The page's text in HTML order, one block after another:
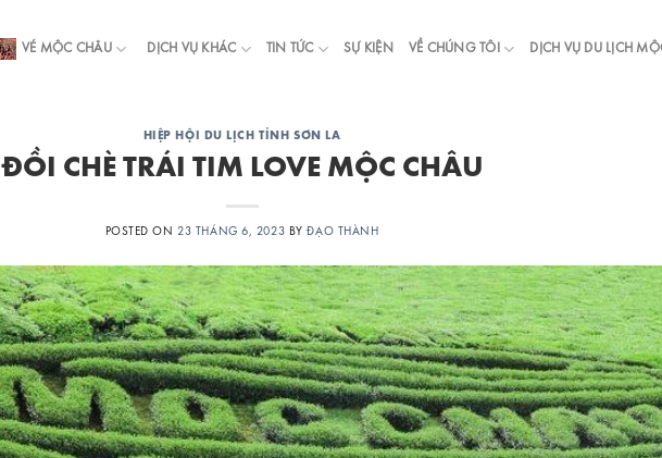
VÉ MỘC CHÂU DỊCH VỤ KHÁC TIN TỨC SỰ KIỆN VỀ CHÚNG TÔI DỊCH VỤ DU LỊCH
HIỆP HỘI DU LỊCH TỈNH SƠN LA
ĐỒI CHÈ TRÁI TIM LOVE MỘC CHÂU
POSTED ON23 THÁNG 6, 2023 BYĐẠO THÀNH